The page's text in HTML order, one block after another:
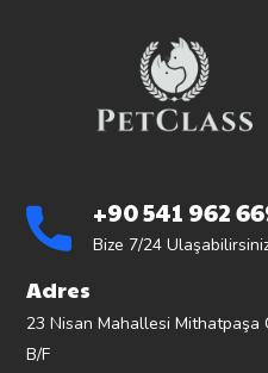
+90 541 962
Bize 7/24
Adres
23 Nisan Mahallesi Mithatpaşa
B/F